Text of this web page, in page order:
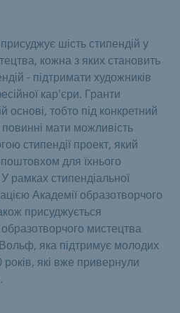
шість стипендій у
кожна з яких становить
- підтримати художників
кар'єри. Гранти
основі, тобто під конкретний
мати можливість
стипендії проект, який
для їхнього
рамках стипендіальної
Академії образотворчого
присуджується
мистецтва
яка підтримує молодих
які вже привернули